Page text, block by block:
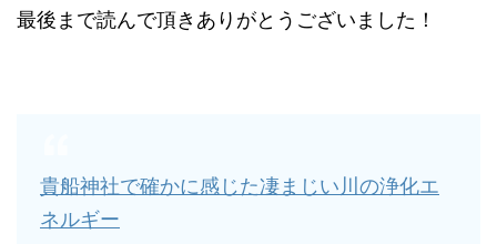
最後まで読んで頂きありがとうございました！
貴船神社で確かに感じた凄まじい川の浄化エ
ネルギー